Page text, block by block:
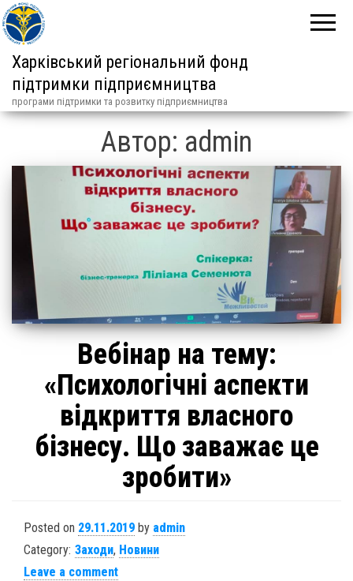
Харківський регіональний фонд
підтримки підприємництва
програми підтримки та розвитку підприємництва
Автор: admin
Вебінар на тему:
«Психологічні аспекти
відкриття власного
бізнесу. Що заважає це
зробити»
Posted on 29.11.2019 by admin
Category: Заходи, Новини
Leave a comment